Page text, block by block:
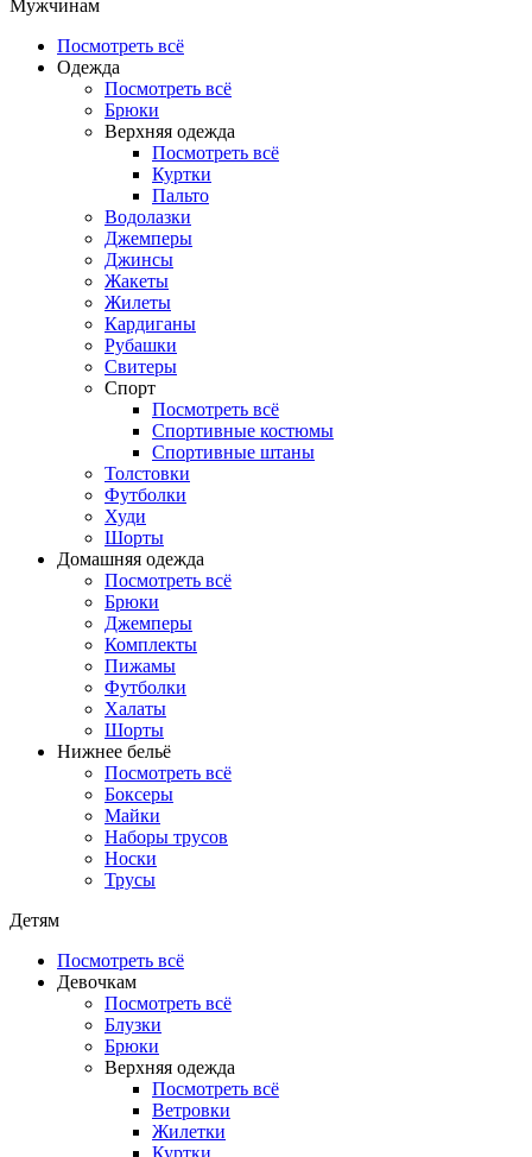
Мужчинам
Посмотреть всё
Одежда
Посмотреть всё
Брюки
Верхняя одежда
Посмотреть всё
Куртки
Пальто
Водолазки
Джемперы
Джинсы
Жакеты
Жилеты
Кардиганы
Рубашки
Свитеры
Спорт
Посмотреть всё
Спортивные костюмы
Спортивные штаны
Толстовки
Футболки
Худи
Шорты
Домашняя одежда
Посмотреть всё
Брюки
Джемперы
Комплекты
Пижамы
Футболки
Халаты
Шорты
Нижнее бельё
Посмотреть всё
Боксеры
Майки
Наборы трусов
Носки
Трусы
Детям
Посмотреть всё
Девочкам
Посмотреть всё
Блузки
Брюки
Верхняя одежда
Посмотреть всё
Ветровки
Жилетки
Куртки